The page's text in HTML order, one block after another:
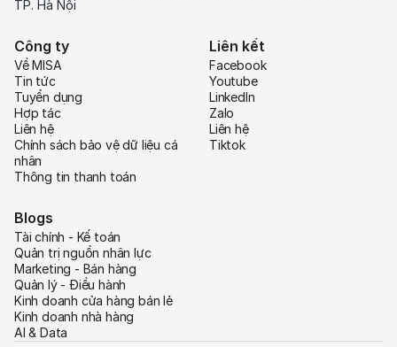
TP. Hà Nội
Công ty
Về MISA
Tin tức
Tuyển dụng
Hợp tác
Liên hệ
Chính sách bảo vệ dữ liệu cá
nhân
Thông tin thanh toán
Liên kết
Facebook
Youtube
LinkedIn
Zalo
Liên hệ
Tiktok
Blogs
Tài chính - Kế toán
Quản trị nguồn nhân lực
Marketing - Bán hàng
Quản lý - Điều hành
Kinh doanh cửa hàng bán lẻ
Kinh doanh nhà hàng
AI & Data